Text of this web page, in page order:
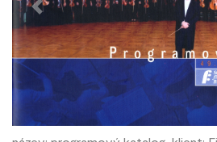
Previous